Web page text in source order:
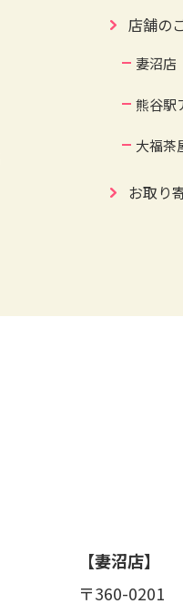
店舗の
妻沼店
熊谷駅
大福茶
お取り
【妻沼店】
〒360-0201